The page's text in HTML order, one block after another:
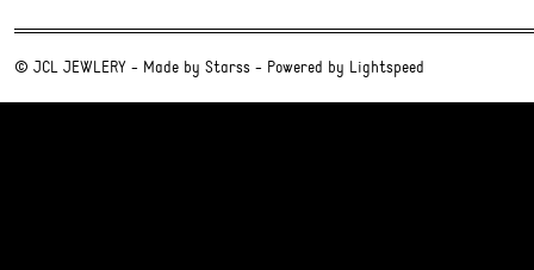
© JCL JEWLERY - Made by Starss - Powered by Lightspeed